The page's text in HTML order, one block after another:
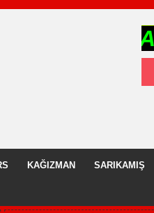
KAĞIZMAN SARIKAMIŞ